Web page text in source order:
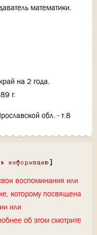
математики.
на 2 года.
г.
обл. - т.8
информацию ]
воспоминания или
которому посвящена
или
об этом смотрите